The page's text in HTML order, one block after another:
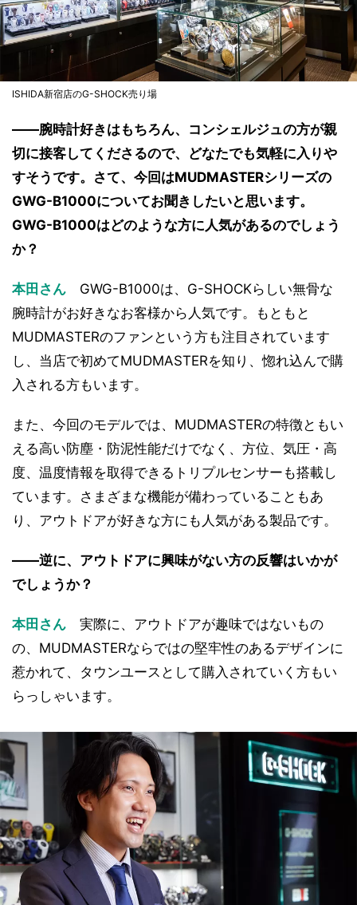
ISHIDA新宿店のG-SHOCK売り場
――腕時計好きはもちろん、コンシェルジュの方が親
切に接客してくださるので、どなたでも気軽に入りや
すそうです。さて、今回はMUDMASTERシリーズの
GWG-B1000についてお聞きしたいと思います。
GWG-B1000はどのような方に人気があるのでしょう
か？
本田さん GWG-B1000は、G-SHOCKらしい無骨な
腕時計がお好きなお客様から人気です。もともと
MUDMASTERのファンという方も注目されています
し、当店で初めてMUDMASTERを知り、惚れ込んで購
入される方もいます。
また、今回のモデルでは、MUDMASTERの特徴ともい
える高い防塵・防泥性能だけでなく、方位、気圧・高
度、温度情報を取得できるトリプルセンサーも搭載し
ています。さまざまな機能が備わっていることもあ
り、アウトドアが好きな方にも人気がある製品です。
――逆に、アウトドアに興味がない方の反響はいかが
でしょうか？
本田さん 実際に、アウトドアが趣味ではないもの
の、MUDMASTERならではの堅牢性のあるデザインに
惹かれて、タウンユースとして購入されていく方もい
らっしゃいます。